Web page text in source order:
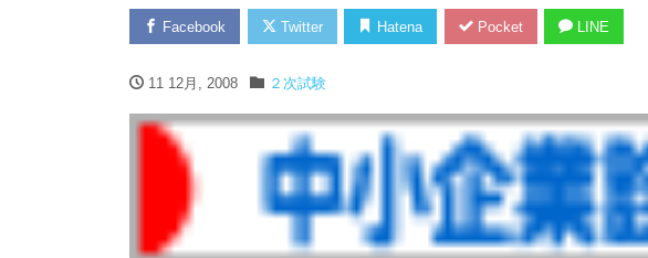
Facebook Twitter Hatena Pocket LINE
11 12月, 2008 ２次試験